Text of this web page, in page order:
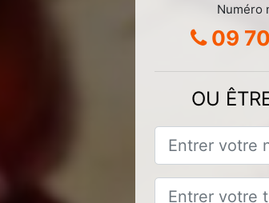
Numéro
09
OU